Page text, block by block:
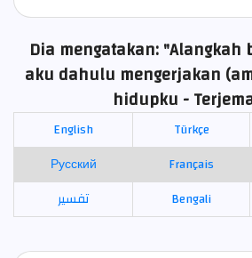
Dia mengatakan:
aku dahulu mengerjakan
hidupku -
English Türkçe
Русский
Français
تفسير
Bengali